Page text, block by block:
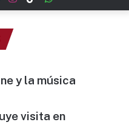
y la música
visita en